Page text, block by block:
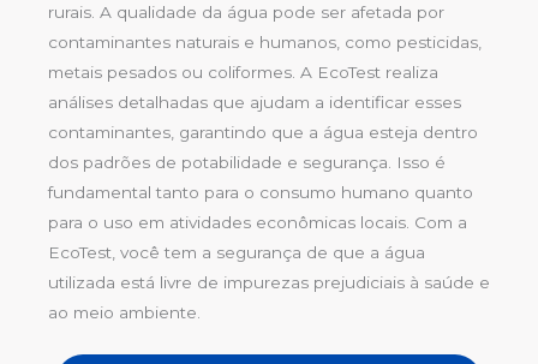
rurais. A qualidade da água pode ser afetada por
contaminantes naturais e humanos, como pesticidas,
metais pesados ou coliformes. A EcoTest realiza
análises detalhadas que ajudam a identificar esses
contaminantes, garantindo que a água esteja dentro
dos padrões de potabilidade e segurança. Isso é
fundamental tanto para o consumo humano quanto
para o uso em atividades econômicas locais. Com a
EcoTest, você tem a segurança de que a água
utilizada está livre de impurezas prejudiciais à saúde e
ao meio ambiente.